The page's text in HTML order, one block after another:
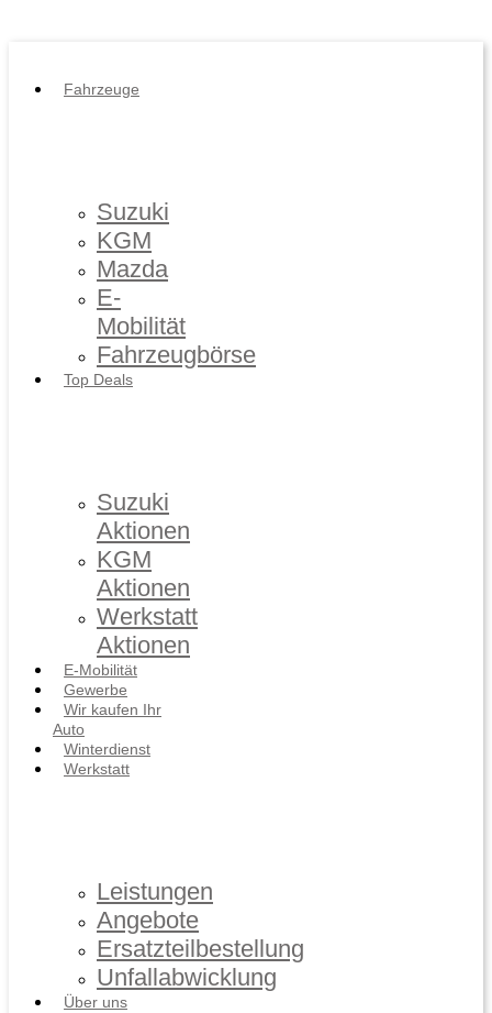
Fahrzeuge
Suzuki
KGM
Mazda
E-
Mobilität
Fahrzeugbörse
Top Deals
Suzuki
Aktionen
KGM
Aktionen
Werkstatt
Aktionen
E-Mobilität
Gewerbe
Wir kaufen Ihr
Auto
Winterdienst
Werkstatt
Leistungen
Angebote
Ersatzteilbestellung
Unfallabwicklung
Über uns